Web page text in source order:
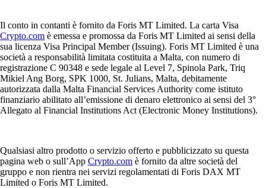
Il conto in contanti è fornito da Foris MT Limited. La carta Visa
Crypto.com è emessa e promossa da Foris MT Limited ai sensi della
sua licenza Visa Principal Member (Issuing). Foris MT Limited è una
società a responsabilità limitata costituita a Malta, con numero di
registrazione C 90348 e sede legale al Level 7, Spinola Park, Triq
Mikiel Ang Borg, SPK 1000, St. Julians, Malta, debitamente
autorizzata dalla Malta Financial Services Authority come istituto
finanziario abilitato all’emissione di denaro elettronico ai sensi del 3°
Allegato al Financial Institutions Act (Electronic Money Institutions).
Qualsiasi altro prodotto o servizio offerto e pubblicizzato su questa
pagina web o sull’App Crypto.com è fornito da altre società del
gruppo e non rientra nei servizi regolamentati di Foris DAX MT
Limited o Foris MT Limited.